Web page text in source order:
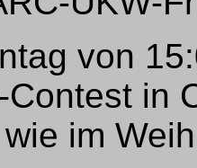
von
Contest in
im